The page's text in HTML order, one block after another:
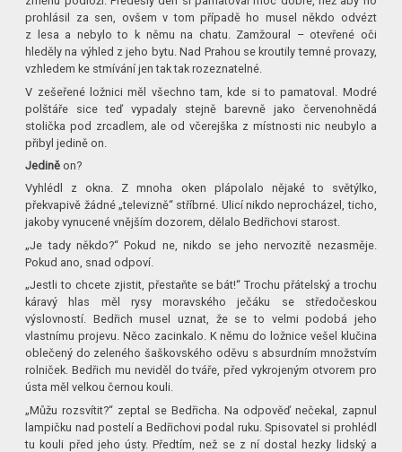
prohlásil za sen, ovšem v tom případě ho musel někdo odvézt
z lesa a nebylo to k němu na chatu. Zamžoural – otevřené oči
hleděly na výhled z jeho bytu. Nad Prahou se kroutily temné provazy,
vzhledem ke stmívání jen tak tak rozeznatelné.
V zešeřené ložnici měl všechno tam, kde si to pamatoval. Modré
polštáře sice teď vypadaly stejně barevně jako červenohnědá
stolička pod zrcadlem, ale od včerejška z místnosti nic neubylo a
přibyl jedině on.
Jedině on?
Vyhlédl z okna. Z mnoha oken plápolalo nějaké to světýlko,
překvapivě žádné „televizně“ stříbrné. Ulicí nikdo neprocházel, ticho,
jakoby vynucené vnějším dozorem, dělalo Bedřichovi starost.
„Je tady někdo?“ Pokud ne, nikdo se jeho nervozitě nezasměje.
Pokud ano, snad odpoví.
„Jestli to chcete zjistit, přestaňte se bát!“ Trochu přátelský a trochu
káravý hlas měl rysy moravského ječáku se středočeskou
výslovností. Bedřich musel uznat, že se to velmi podobá jeho
vlastnímu projevu. Něco zacinkalo. K němu do ložnice vešel klučina
oblečený do zeleného šaškovského oděvu s absurdním množstvím
rolniček. Bedřich mu neviděl do tváře, před vykrojeným otvorem pro
ústa měl velkou černou kouli.
„Můžu rozsvítit?“ zeptal se Bedřicha. Na odpověď nečekal, zapnul
lampičku nad postelí a Bedřichovi podal ruku. Spisovatel si prohlédl
tu kouli před jeho ústy. Předtím, než se z ní dostal hezky lidský a